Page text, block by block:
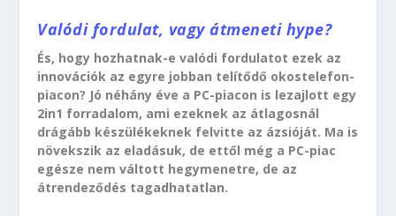
Valódi fordulat, vagy átmeneti hype?
És, hogy hozhatnak-e valódi fordulatot ezek az
innovációk az egyre jobban telítődő okostelefon-
piacon? Jó néhány éve a PC-piacon is lezajlott egy
2in1 forradalom, ami ezeknek az átlagosnál
drágább készülékeknek felvitte az ázsióját. Ma is
növekszik az eladásuk, de ettől még a PC-piac
egésze nem váltott hegymenetre, de az
átrendeződés tagadhatatlan.